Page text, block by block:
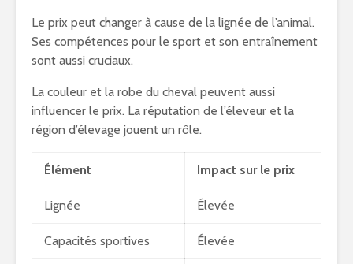
Le prix peut changer à cause de la lignée de l’animal.
Ses compétences pour le sport et son entraînement
sont aussi cruciaux.
La couleur et la robe du cheval peuvent aussi
influencer le prix. La réputation de l’éleveur et la
région d’élevage jouent un rôle.
Élément Impact sur le prix
Lignée Élevée
Capacités sportives Élevée